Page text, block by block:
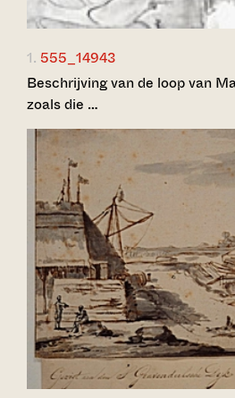
1. 555_14943
Beschrijving van de loop van
zoals die …